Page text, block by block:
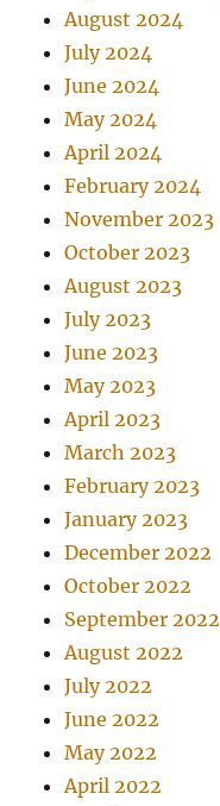
August 2024
July 2024
June 2024
May 2024
April 2024
February 2024
November 2023
October 2023
August 2023
July 2023
June 2023
May 2023
April 2023
March 2023
February 2023
January 2023
December 2022
October 2022
September 2022
August 2022
July 2022
June 2022
May 2022
April 2022